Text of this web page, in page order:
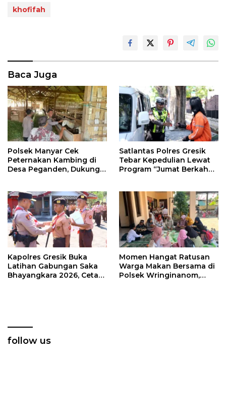
khofifah
Baca Juga
Polsek Manyar Cek
Peternakan Kambing di
Desa Peganden, Dukung
Satlantas Polres Gresik
Tebar Kepedulian Lewat
Program “Jumat Berkah
Kapolres Gresik Buka
Latihan Gabungan Saka
Bhayangkara 2026, Cetak
Momen Hangat Ratusan
Warga Makan Bersama di
Polsek Wringinanom,
follow us